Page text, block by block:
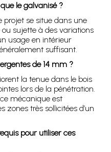
le galvanisé ?
projet se situe dans une
sujette à des variations
usage en intérieur
suffisant.
de 14 mm ?
la tenue dans le bois
lors de la pénétration.
mécanique est
zones très sollicitées d’un
pour utiliser ces